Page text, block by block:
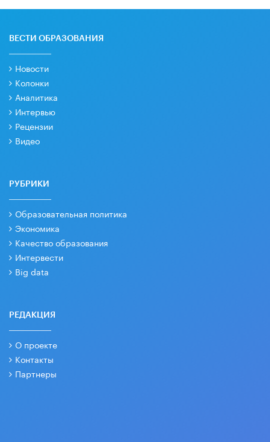
ВЕСТИ ОБРАЗОВАНИЯ
Новости
Колонки
Аналитика
Интервью
Рецензии
Видео
РУБРИКИ
Образовательная политика
Экономика
Качество образования
Интервести
Big data
РЕДАКЦИЯ
О проекте
Контакты
Партнеры